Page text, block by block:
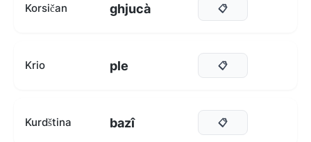
Korsičan ghjucà 📋
Krio ple 📋
Kurdština bazî 📋